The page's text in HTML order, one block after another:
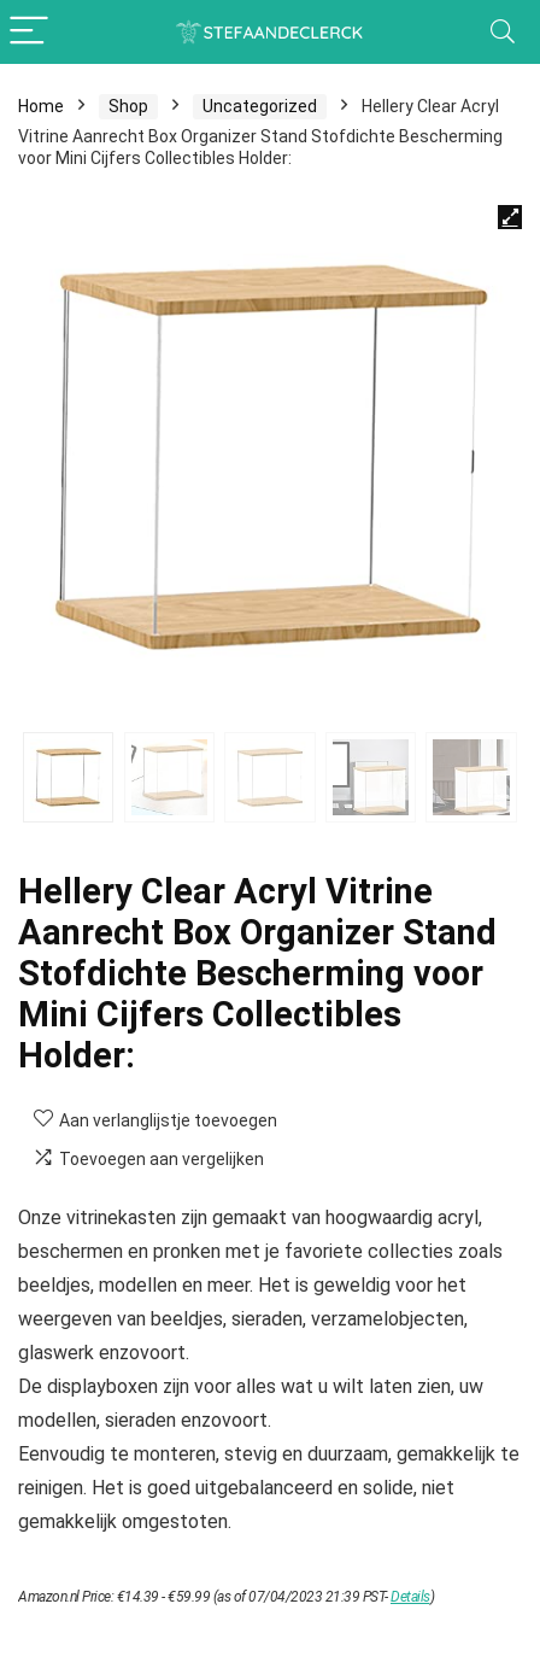
Home Shop Uncategorized
Hellery Clear Acryl
Vitrine Aanrecht Box Organizer Stand Stofdichte Bescherming
voor Mini Cijfers Collectibles Holder:
Hellery Clear Acryl Vitrine
Aanrecht Box Organizer Stand
Stofdichte Bescherming voor
Mini Cijfers Collectibles
Holder:
Aan verlanglijstje toevoegen
Toevoegen aan vergelijken
Onze vitrinekasten zijn gemaakt van hoogwaardig acryl,
beschermen en pronken met je favoriete collecties zoals
beeldjes, modellen en meer. Het is geweldig voor het
weergeven van beeldjes, sieraden, verzamelobjecten,
glaswerk enzovoort.
De displayboxen zijn voor alles wat u wilt laten zien, uw
modellen, sieraden enzovoort.
Eenvoudig te monteren, stevig en duurzaam, gemakkelijk te
reinigen. Het is goed uitgebalanceerd en solide, niet
gemakkelijk omgestoten.
Amazon.nl Price:€14.39 -€59.99€14.39
(as of 07/04/2023 21:39 PST-Details)